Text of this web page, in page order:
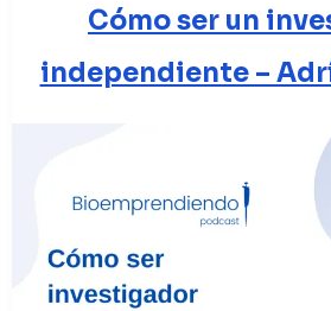
Cómo ser un
independiente –